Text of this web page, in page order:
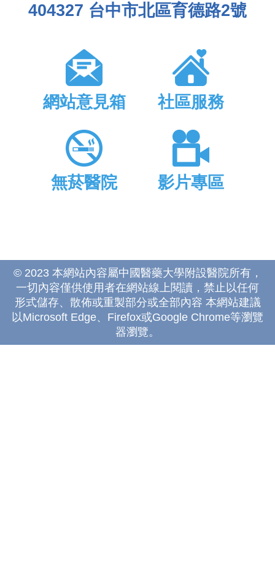
404327 台中市北區育德路2號
網站意見箱 社區服務
無菸醫院 影片專區
© 2023 本網站內容屬中國醫藥大學附設醫院所有，
一切內容僅供使用者在網站線上閱讀，禁止以任何
形式儲存、散佈或重製部分或全部內容 本網站建議
以Microsoft Edge、Firefox或Google Chrome等瀏覽
器瀏覽。